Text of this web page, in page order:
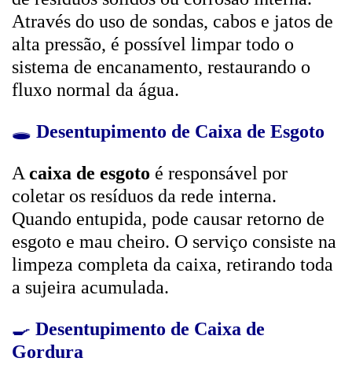
Através do uso de sondas, cabos e jatos de
alta pressão, é possível limpar todo o
sistema de encanamento, restaurando o
fluxo normal da água.
🕳️ Desentupimento de Caixa de Esgoto
A caixa de esgoto é responsável por
coletar os resíduos da rede interna.
Quando entupida, pode causar retorno de
esgoto e mau cheiro. O serviço consiste na
limpeza completa da caixa, retirando toda
a sujeira acumulada.
🍳 Desentupimento de Caixa de
Gordura